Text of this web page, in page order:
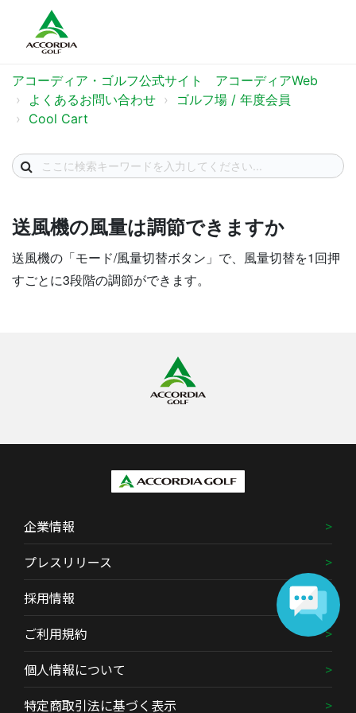
アコーディア・ゴルフ公式サイト アコーディアWeb
よくあるお問い合わせ
ゴルフ場 / 年度会員
Cool Cart
送風機の風量は調節できますか
送風機の「モード/風量切替ボタン」で、風量切替を1回押
すごとに3段階の調節ができます。
企業情報
プレスリリース
採用情報
ご利用規約
個人情報について
特定商取引法に基づく表示